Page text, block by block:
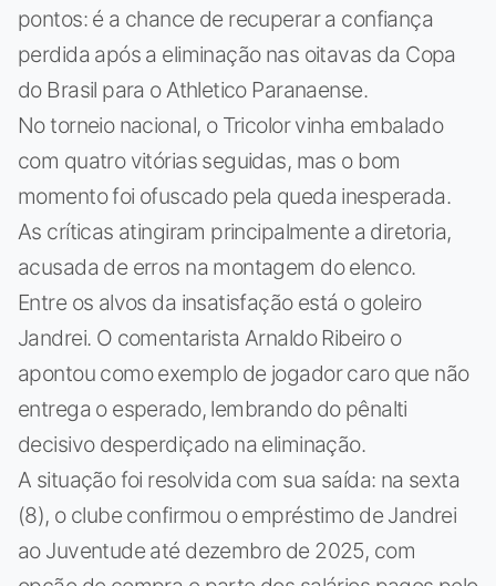
pontos: é a chance de recuperar a confiança
perdida após a eliminação nas oitavas da Copa
do Brasil para o Athletico Paranaense.
No torneio nacional, o Tricolor vinha embalado
com quatro vitórias seguidas, mas o bom
momento foi ofuscado pela queda inesperada.
As críticas atingiram principalmente a diretoria,
acusada de erros na montagem do elenco.
Entre os alvos da insatisfação está o goleiro
Jandrei. O comentarista Arnaldo Ribeiro o
apontou como exemplo de jogador caro que não
entrega o esperado, lembrando do pênalti
decisivo desperdiçado na eliminação.
A situação foi resolvida com sua saída: na sexta
(8), o clube confirmou o empréstimo de Jandrei
ao Juventude até dezembro de 2025, com